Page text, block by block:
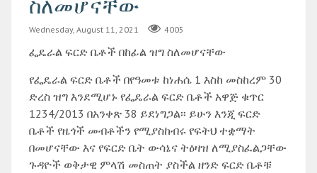
ስለመሆናቸው
Wednesday, August 11, 2021 4005
ፌዴራል ፍርድ ቤቶች በከፊል ዝግ ስለመሆናቸው
የፌዴራል ፍርድ ቤቶች በየዓመቱ ከነሐሴ 1 እስከ መስከረም 30
ድረስ ዝግ እንደሚሆኑ የፌዴራል ፍርድ ቤቶች አዋጅ ቁጥር
1234/2013 በአንቀጽ 38 ይደነግጋል፡፡ ይሁን እንጂ ፍርድ
ቤቶች የዜጎች መብቶችን የሚያስከብሩ የፍትህ ተቋማት
በመሆናቸው እና የፍርድ ቤት ውሳኔና ትዕዛዝ ለሚያስፈልጋቸው
ጉዳዮች ወቅታዊ ምላሽ መስጠት ያስችል ዘንድ ፍርድ ቤቶቹ